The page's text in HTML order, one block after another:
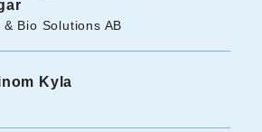
Bio Solutions AB
Kyla